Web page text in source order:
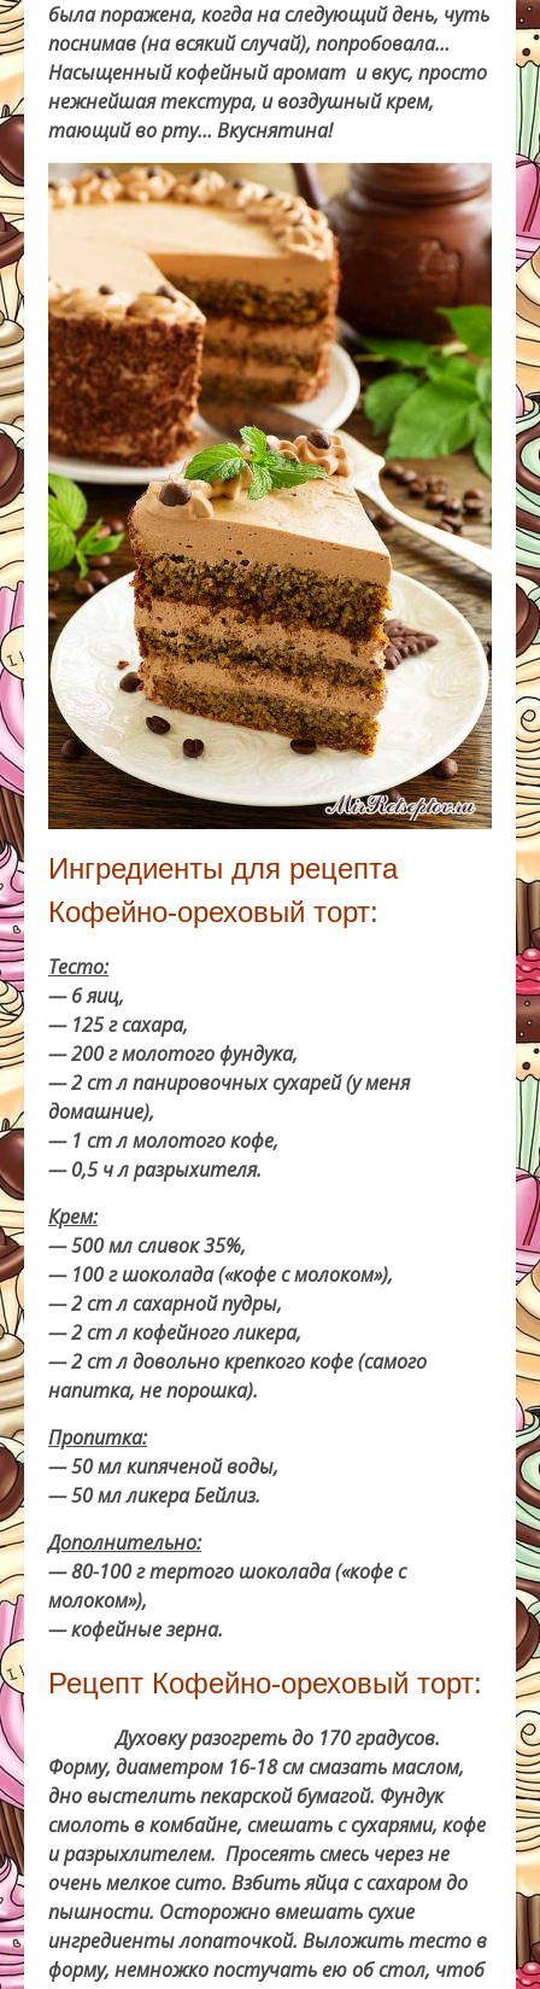
была поражена, когда на следующий день, чуть
поснимав (на всякий случай), попробовала…
Насыщенный кофейный аромат и вкус, просто
нежнейшая текстура, и воздушный крем,
тающий во рту… Вкуснятина!
Ингредиенты для рецепта
Кофейно-ореховый торт:
Тесто:
— 6 яиц,
— 125 г сахара,
— 200 г молотого фундука,
— 2 ст л панировочных сухарей (у меня
домашние),
— 1 ст л молотого кофе,
— 0,5 ч л разрыхителя.
Крем:
— 500 мл сливок 35%,
— 100 г шоколада («кофе с молоком»),
— 2 ст л сахарной пудры,
— 2 ст л кофейного ликера,
— 2 ст л довольно крепкого кофе (самого
напитка, не порошка).
Пропитка:
— 50 мл кипяченой воды,
— 50 мл ликера Бейлиз.
Дополнительно:
— 80-100 г тертого шоколада («кофе с
молоком»),
— кофейные зерна.
Рецепт Кофейно-ореховый торт:
Духовку разогреть до 170 градусов.
Форму, диаметром 16-18 см смазать маслом,
дно выстелить пекарской бумагой. Фундук
смолоть в комбайне, смешать с сухарями, кофе
и разрыхлителем. Просеять смесь через не
очень мелкое сито. Взбить яйца с сахаром до
пышности. Осторожно вмешать сухие
ингредиенты лопаточкой. Выложить тесто в
форму, немножко постучать ею об стол, чтоб